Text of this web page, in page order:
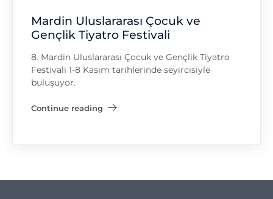
Mardin Uluslararası Çocuk ve
Gençlik Tiyatro Festivali
8. Mardin Uluslararası Çocuk ve Gençlik Tiyatro
Festivali 1-8 Kasım tarihlerinde seyircisiyle
buluşuyor.
Continue reading
"Mardin Uluslararası Çocuk ve Gençlik Tiyatro Festivali"